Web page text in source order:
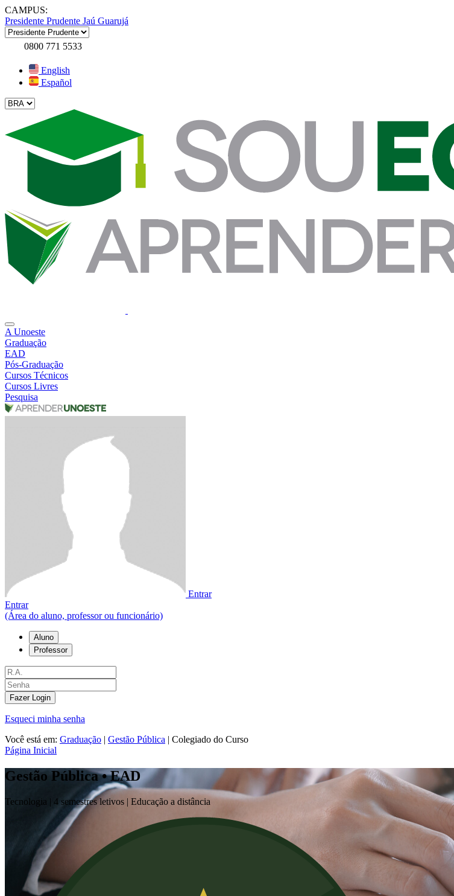
CAMPUS:
Presidente Prudente Jaú Guarujá
0800 771 5533
English
Español
A Unoeste
Graduação
EAD
Pós-Graduação
Cursos Técnicos
Cursos Livres
Pesquisa
Entrar
Entrar
(Área do aluno, professor ou funcionário)
Aluno
Professor
Fazer Login
Esqueci minha senha
Você está em: Graduação | Gestão Pública | Colegiado do Curso
Página Inicial
Gestão Pública • EAD
Tecnologia | 4 semestres letivos | Educação a distância